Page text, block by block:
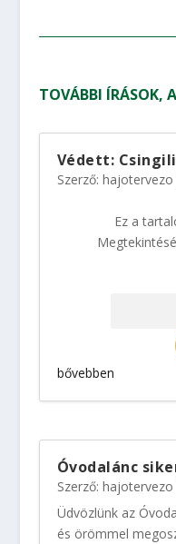
TOVÁBBI ÍRÁSOK,
Védett:
Szerző: hajotervezo
Ez a
bővebben
Óvodalánc
Szerző: hajotervezo
Üdvözlünk az
és örömmel